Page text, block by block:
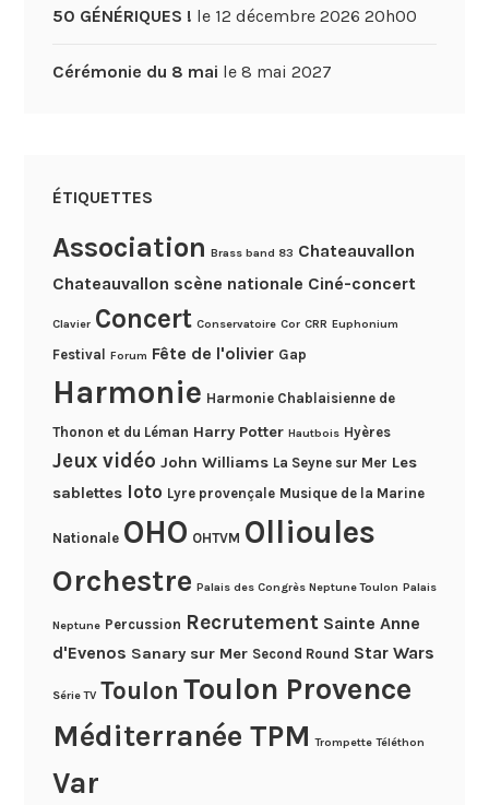
50 GÉNÉRIQUES ! le 12 décembre 2026 20h00
Cérémonie du 8 mai le 8 mai 2027
ÉTIQUETTES
Association Brass band 83 Chateauvallon
Chateauvallon scène nationale Ciné-concert
Clavier Concert Conservatoire Cor CRR Euphonium
Festival Forum Fête de l'olivier Gap
Harmonie Harmonie Chablaisienne de
Thonon et du Léman Harry Potter Hautbois Hyères
Jeux vidéo John Williams La Seyne sur Mer Les
sablettes loto Lyre provençale Musique de la Marine
Nationale OHO OHTVM Ollioules
Orchestre Palais des Congrès Neptune Toulon Palais
Neptune Percussion Recrutement Sainte Anne
d'Evenos Sanary sur Mer Second Round Star Wars
Série TV Toulon Toulon Provence
Méditerranée TPM Trompette Téléthon
Var